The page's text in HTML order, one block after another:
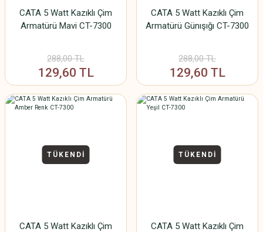
CATA 5 Watt Kazıklı Çim
Armatürü Mavi CT-7300
288,00 TL
129,60 TL
CATA 5 Watt Kazıklı Çim
Armatürü Günışığı CT-7300
288,00 TL
129,60 TL
TÜKENDİ
CATA 5 Watt Kazıklı Çim
TÜKENDİ
CATA 5 Watt Kazıklı Çim